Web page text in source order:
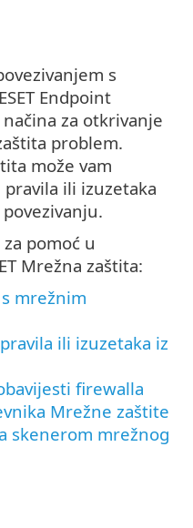
s
Endpoint
za otkrivanje
problem.
može vam
ili izuzetaka
pomoć u
Mrežna zaštita:
mrežnim
ili izuzetaka iz
firewalla
Mrežne zaštite
skenerom mrežnog